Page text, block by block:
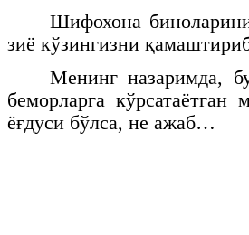
Шифохона
зиё кўзингизни
Менинг назаримда,
беморларга
ёғдуси бўлса, не ажаб…